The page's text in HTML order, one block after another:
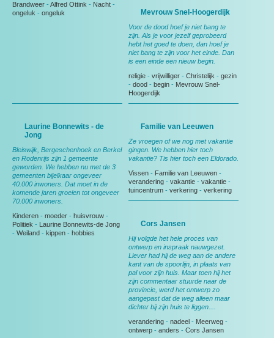
Brandweer - Alfred Ottink - Nacht -
ongeluk - ongeluk Mevrouw Snel-Hoogerdijk
Voor de dood hoef je niet bang te
zijn. Als je voor jezelf geprobeerd
hebt het goed te doen, dan hoef je
niet bang te zijn voor het einde. Dan
is een einde een nieuw begin.
religie - vrijwilliger - Christelijk - gezin
- dood - begin - Mevrouw Snel-
Hoogerdijk
Laurine Bonnewits - de
Jong
Bleiswijk, Bergeschenhoek en Berkel
en Rodenrijs zijn 1 gemeente
geworden. We hebben nu met de 3
gemeenten bijelkaar ongeveer
40.000 inwoners. Dat moet in de
komende jaren groeien tot ongeveer
70.000 inwoners.
Kinderen - moeder - huisvrouw -
Politiek - Laurine Bonnewits-de Jong
- Weiland - kippen - hobbies
Familie van Leeuwen
Ze vroegen of we nog met vakantie
gingen. We hebben hier toch
vakantie? Tis hier toch een Eldorado.
Vissen - Familie van Leeuwen -
verandering - vakantie - vakantie -
tuincentrum - verkering - verkering
Cors Jansen
Hij volgde het hele proces van
ontwerp en inspraak nauwgezet.
Liever had hij de weg aan de andere
kant van de spoorlijn, in plaats van
pal voor zijn huis. Maar toen hij het
zijn commentaar stuurde naar de
provincie, werd het ontwerp zo
aangepast dat de weg alleen maar
dichter bij zijn huis te liggen....
verandering - nadeel - Meerweg -
ontwerp - anders - Cors Jansen